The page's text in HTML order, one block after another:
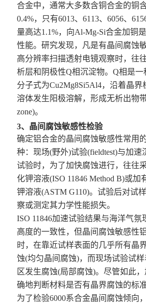
合金中，通常大多数含铜合金的铜
0.4%，只有6013、6113、6056、
量高达1.1%，向Al-Mg-Si合金加铜
性能。研究发现，凡是有晶间腐蚀
高分辨率扫描透射电镜观察时，往
析层和阴极性Q相沉淀物。Q相是一
分子式为Cu2Mg8Si5Al4，沿着晶界
溶体发生阳极溶解，形成无析出物带
zone)。
3、晶间腐蚀敏感性检验
确定铝合金的晶间腐蚀敏感性常用
种：现场(野外)试验(fieldtest)与加速
试验时，为了加快腐蚀进行，往往
化钾溶液(ISO 11846 Method B)或
钾溶液(ASTM G110)。试验后对试
察或测定其力学性能损失。
ISO 11846加速试验结果与海洋气氛
高度的一致性，但晶间腐蚀敏感性
时，在靠近试样表面的几乎所有晶
蚀(均匀晶间腐蚀)，而现场试验试
区发生腐蚀(局部腐蚀)。尽管如此
确地判断材料是否有晶界腐蚀的标准
为了检验6000系合金晶间腐蚀倾向